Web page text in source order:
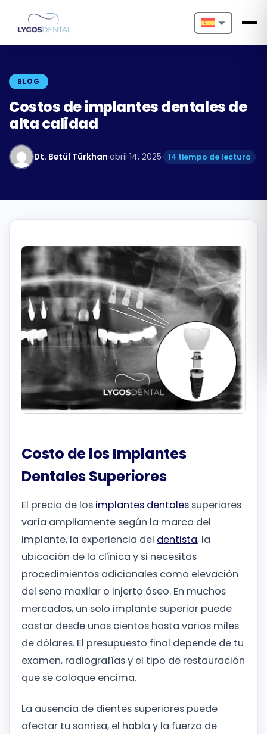
Nederlands
Français
Português
Български
Română
Русский
BLOG
Costos de implantes dentales de
alta calidad
Dt. Betül Türkhan·abril 14, 2025· 14 tiempo de lectura
Costo de los Implantes
Dentales Superiores
El precio de los implantes dentales superiores
varía ampliamente según la marca del
implante, la experiencia del dentista, la
ubicación de la clínica y si necesitas
procedimientos adicionales como elevación
del seno maxilar o injerto óseo. En muchos
mercados, un solo implante superior puede
costar desde unos cientos hasta varios miles
de dólares. El presupuesto final depende de tu
examen, radiografías y el tipo de restauración
que se coloque encima.
La ausencia de dientes superiores puede
afectar tu sonrisa, el habla y la fuerza de